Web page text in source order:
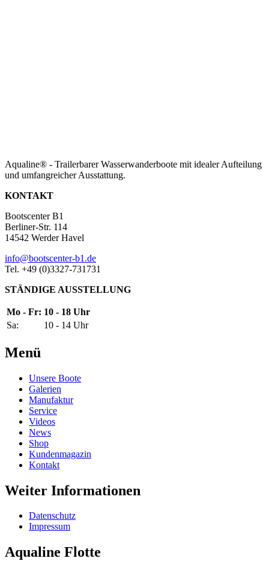
Aqualine® - Trailerbarer Wasserwanderboote mit idealer Aufteilung
und umfangreicher Ausstattung.
KONTAKT
Bootscenter B1
Berliner-Str. 114
14542 Werder Havel
info@bootscenter-b1.de
Tel. +49 (0)3327-731731
STÄNDIGE AUSSTELLUNG
Mo - Fr: 10 - 18 Uhr
Sa:
10 - 14 Uhr
Menü
Unsere Boote
Galerien
Manufaktur
Service
Videos
News
Shop
Kundenmagazin
Kontakt
Weiter Informationen
Datenschutz
Impressum
Aqualine Flotte